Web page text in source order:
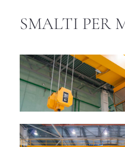
SMALTI PER